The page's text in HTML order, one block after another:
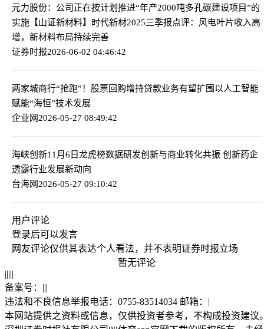
元力股份：公司正在按计划推进“年产2000吨多孔碳建设项目”的
实施 【山证新材料】时代新材2025三季报点评：风电叶片收入高
增，新材料布局持续完善
证券时报2026-06-02 04:46:42
两家城商行“抢跑”！股票回购增持贷款业务有望扩围以人工智能
赋能“海恒”技术发展
企业网2026-05-27 08:49:42
海峡创新11月6日龙虎榜数据研发创新与商业转化共振 创新药企
透露行业发展新动向
台海网2026-05-27 09:10:42
用户评论
登录后可以发言
网友评论仅供其表达个人看法，并不表明证券时报立场
暂无评论
|||||
备案号： |||
违法和不良信息举报电话：0755-83514034 邮箱： |
本网站提供之资料或信息，仅供投资者参考，不构成投资建议